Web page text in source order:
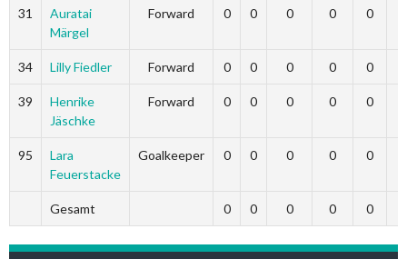
31
Auratai
Märgel
Forward 0 0 0 0 0
34 Lilly Fiedler Forward 0 0 0 0 0
39
Henrike
Jäschke
Forward 0 0 0 0 0
95
Lara
Feuerstacke
Goalkeeper 0 0 0 0 0
Gesamt 0 0 0 0 0